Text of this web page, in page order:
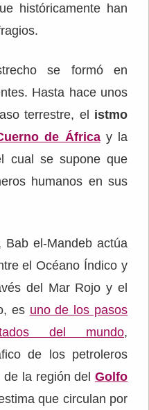
históricamente han
se formó en
Hasta hace unos
terrestre, el istmo
de Áfricay la
cual se supone que
humanos en sus
el-Mandeb actúa
el Océano Índico y
del Mar Rojo y el
es uno de los pasos
del mundo,
de los petroleros
la región del Golfo
que circulan por